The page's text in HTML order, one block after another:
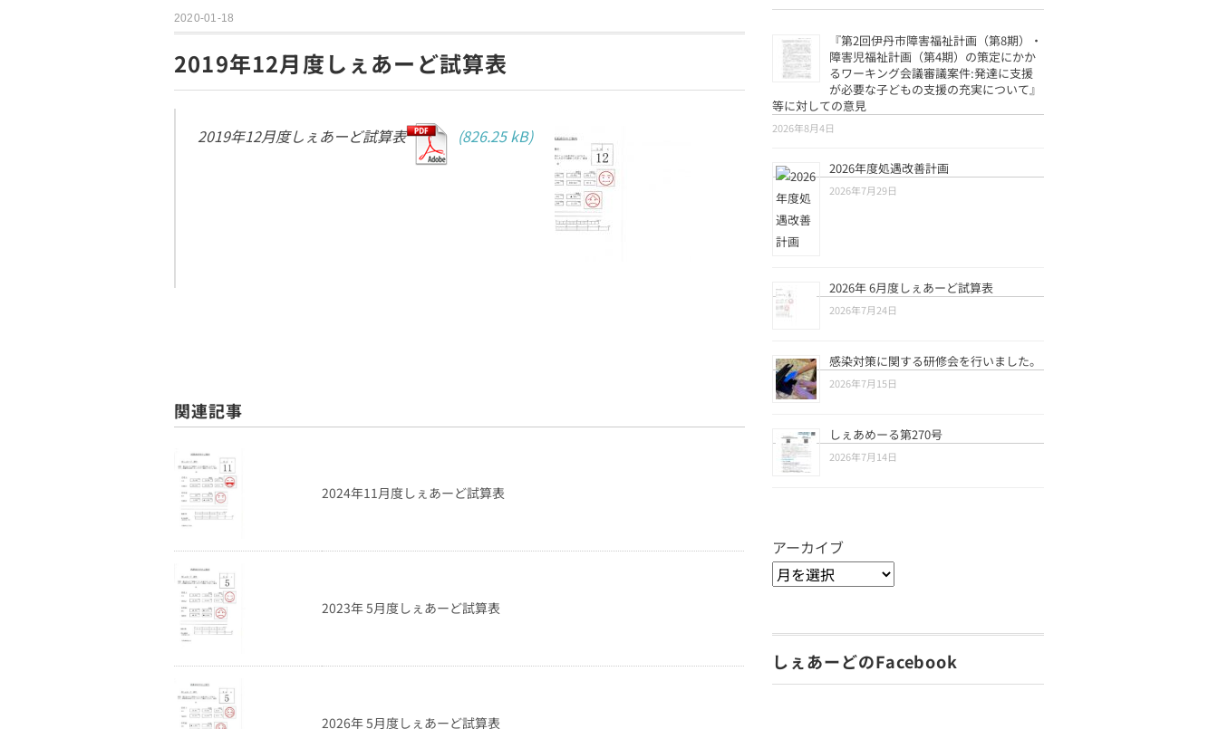
2020-01-18
2019年12月度しぇあーど試算表
2019年12月度しぇあーど試算表
関連記事
2024年11月度しぇあーど試算表
2023年 5月度しぇあーど試算表
2026年 5月度しぇあーど試算表
『第2回伊丹市障害福祉計画（第8期）・
障害児福祉計画（第4期）の策定にかか
るワーキング会議審議案件:発達に支援
が必要な子どもの支援の充実について』
等に対しての意見
2026年8月4日
2026年度処遇改善計画
2026年7月29日
2026年 6月度しぇあーど試算表
2026年7月24日
感染対策に関する研修会を行いました。
2026年7月15日
しぇあめーる第270号
2026年7月14日
アーカイブ
しぇあーどのFacebook